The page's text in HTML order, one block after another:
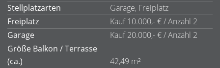
Stellplatzarten
Garage, Freiplatz
Freiplatz
Kauf 10.000,- € / Anzahl 2
Garage
Kauf 20.000,- € / Anzahl 2
Größe Balkon / Terrasse
(ca.)
42,49 m²